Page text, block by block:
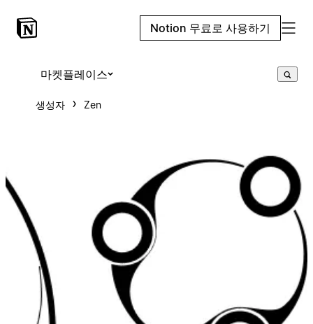
Notion 무료로 사용하기
마켓플레이스
생성자 Zen